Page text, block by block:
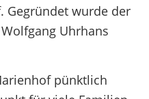
Gegründet wurde der
Uhrhans
pünktlich